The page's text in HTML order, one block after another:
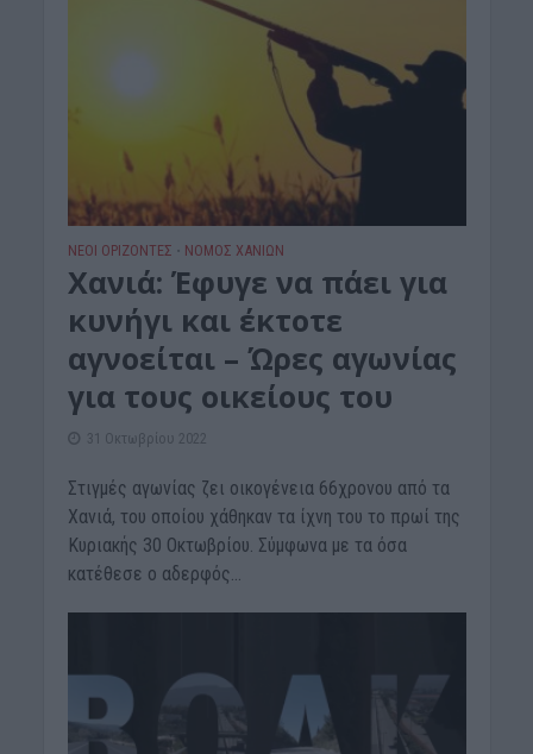
ΝΕΟΙ ΟΡΙΖΟΝΤΕΣ • ΝΟΜΌΣ ΧΑΝΊΩΝ
Χανιά: Έφυγε να πάει για
κυνήγι και έκτοτε
αγνοείται – Ώρες αγωνίας
για τους οικείους του
31 Οκτωβρίου 2022
Στιγμές αγωνίας ζει οικογένεια 66χρονου από τα
Χανιά, του οποίου χάθηκαν τα ίχνη του το πρωί της
Κυριακής 30 Οκτωβρίου. Σύμφωνα με τα όσα
κατέθεσε ο αδερφός...